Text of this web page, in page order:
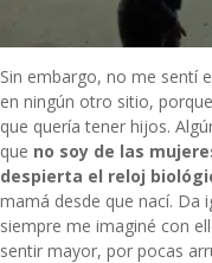
Sin embargo, no me sentí
en ningún otro sitio,
que quería tener hijos.
que no soy de las
despierta el reloj
mamá desde que nací. Da
siempre me imaginé con
sentir mayor, por pocas